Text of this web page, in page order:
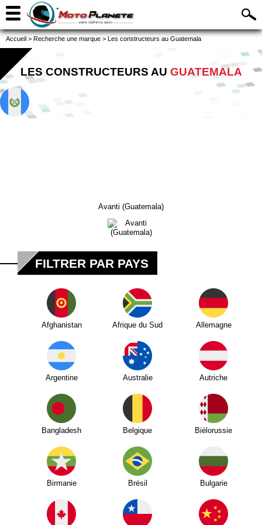
Accueil > Recherche une marque > Les constructeurs au Guatemala
LES CONSTRUCTEURS AU GUATEMALA
Avanti (Guatemala)
FILTRER PAR PAYS
Afghanistan Afrique du Sud Allemagne
Argentine Australie Autriche
Bangladesh Belgique Biélorussie
Birmanie Brésil Bulgarie